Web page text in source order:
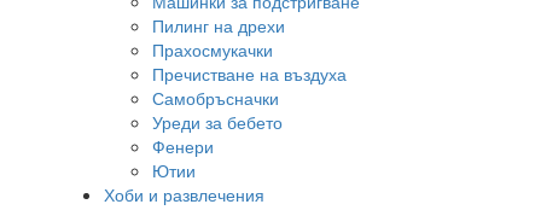
Пилинг на дрехи
Прахосмукачки
Пречистване на въздуха
Самобръсначки
Уреди за бебето
Фенери
Ютии
Хоби и развлечения